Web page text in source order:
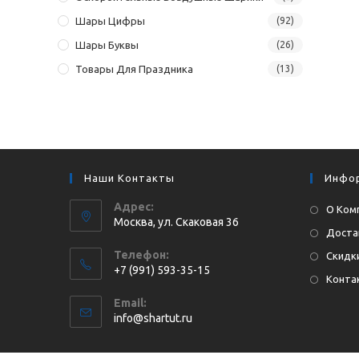
Шары Цифры (92)
Шары Буквы (26)
Товары Для Праздника (13)
Наши Контакты
Адрес:
Москва, ул. Cкаковая 36
Телефон:
+7 (991) 593-35-15
в
вашем
Email:
info@shartut.ru
О